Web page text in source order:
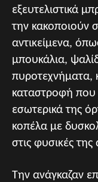
εξευτελιστικά
την κακοποιούν
αντικείμενα,
μπουκάλια,
πυροτεχνήματα,
καταστροφή που
εσωτερικά της
κοπέλα με
στις φυσικές της
Την ανάγκαζαν